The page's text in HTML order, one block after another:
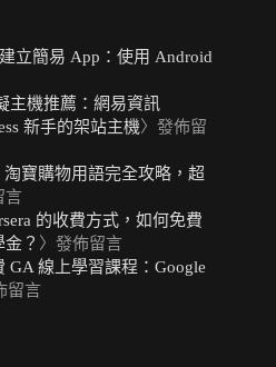
立簡易 App：使用 Android
主機推薦：網易資訊
新手的架站主機〉發佈留
寶購物用語完全攻略，超
言
的收費方式，如何免費
？ 〉發佈留言
GA 線上學習課程：Google
留言